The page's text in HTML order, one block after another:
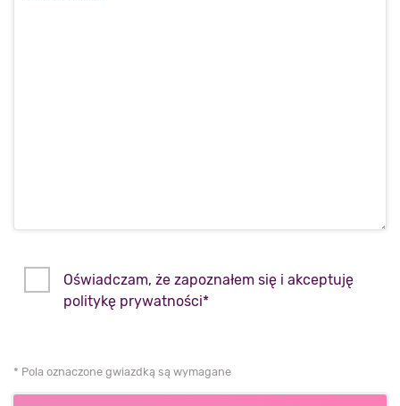
Oświadczam, że zapoznałem się i akceptuję
politykę prywatności*
* Pola oznaczone gwiazdką są wymagane